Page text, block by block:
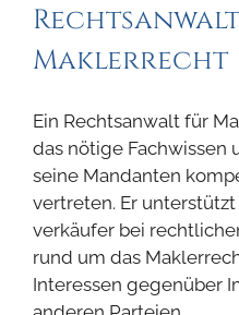
Maklerrecht
Ein Rechtsanwalt für
das nötige Fachwissen
seine Mandanten
vertreten. Er
verkäufer bei
rund um das
Interessen gegenüber